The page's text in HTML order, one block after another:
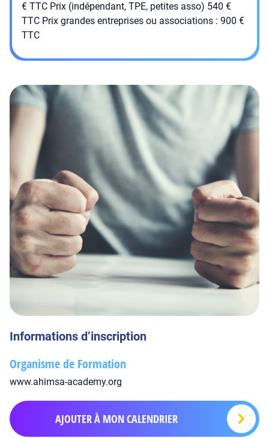
€ TTC Prix (indépendant, TPE, petites asso) 540 €
TTC Prix grandes entreprises ou associations : 900 €
TTC
Informations d’inscription
Organisme de Formation
www.ahimsa-academy.org
AJOUTER À MON CALENDRIER